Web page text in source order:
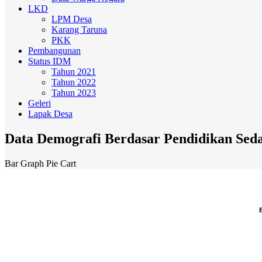
LKD
LPM Desa
Karang Taruna
PKK
Pembangunan
Status IDM
Tahun 2021
Tahun 2022
Tahun 2023
Geleri
Lapak Desa
Data Demografi Berdasar Pendidikan
Bar Graph Pie Cart